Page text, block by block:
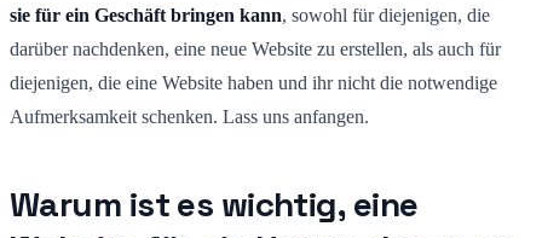
sie für ein Geschäft bringen kann, sowohl für diejenigen, die
darüber nachdenken, eine neue Website zu erstellen, als auch für
diejenigen, die eine Website haben und ihr nicht die notwendige
Aufmerksamkeit schenken. Lass uns anfangen.
Warum ist es wichtig, eine